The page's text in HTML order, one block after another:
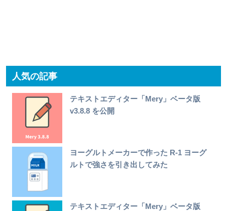
人気の記事
テキストエディター「Mery」ベータ版
v3.8.8 を公開
ヨーグルトメーカーで作った R-1 ヨーグ
ルトで強さを引き出してみた
テキストエディター「Mery」ベータ版